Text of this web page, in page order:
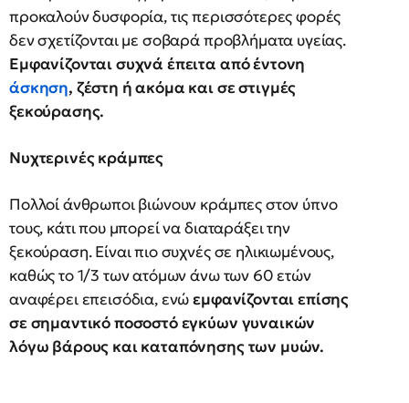
προκαλούν δυσφορία, τις περισσότερες φορές
δεν σχετίζονται με σοβαρά προβλήματα υγείας.
Εμφανίζονται συχνά έπειτα από έντονη
άσκηση, ζέστη ή ακόμα και σε στιγμές
ξεκούρασης.
Νυχτερινές κράμπες
Πολλοί άνθρωποι βιώνουν κράμπες στον ύπνο
τους, κάτι που μπορεί να διαταράξει την
ξεκούραση. Είναι πιο συχνές σε ηλικιωμένους,
καθώς το 1/3 των ατόμων άνω των 60 ετών
αναφέρει επεισόδια, ενώεμφανίζονται επίσης
σε σημαντικό ποσοστό εγκύων γυναικών
λόγω βάρους και καταπόνησης των μυών.